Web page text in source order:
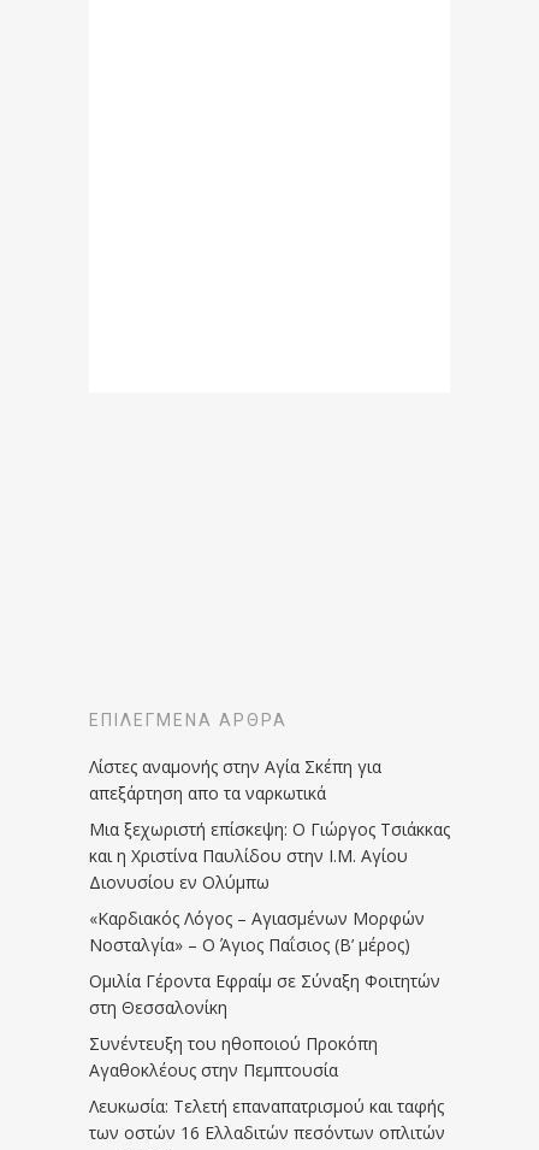
ΕΠΙΛΕΓΜΈΝΑ ΆΡΘΡΑ
Λίστες αναμονής στην Αγία Σκέπη για
απεξάρτηση απο τα ναρκωτικά
Μια ξεχωριστή επίσκεψη: Ο Γιώργος Τσιάκκας
και η Χριστίνα Παυλίδου στην Ι.Μ. Αγίου
Διονυσίου εν Ολύμπω
«Καρδιακός Λόγος – Αγιασμένων Μορφών
Νοσταλγία» – Ο Άγιος Παΐσιος (Β’ μέρος)
Ομιλία Γέροντα Εφραίμ σε Σύναξη Φοιτητών
στη Θεσσαλονίκη
Συνέντευξη του ηθοποιού Προκόπη
Αγαθοκλέους στην Πεμπτουσία
Λευκωσία: Τελετή επαναπατρισμού και ταφής
των οστών 16 Ελλαδιτών πεσόντων οπλιτών